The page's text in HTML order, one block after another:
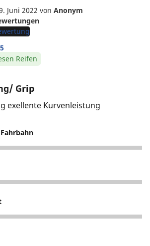
Juni 2022 von Anonym
Reifen
Grip
exellente Kurvenleistung